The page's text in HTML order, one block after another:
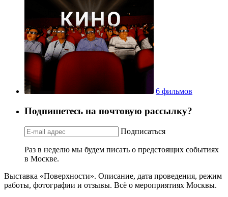
6 фильмов
Подпишетесь на почтовую рассылку?
Подписаться
Раз в неделю мы будем писать о предстоящих событиях
в Москве.
Выставка «Поверхности». Описание, дата проведения, режим
работы, фотографии и отзывы. Всё о мероприятиях Москвы.